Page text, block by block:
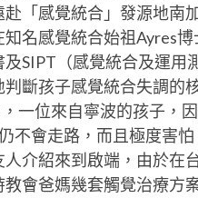
「感覺統合」發源地南
名感覺統合始祖Ayres
SIPT（感覺統合及運
判斷孩子感覺統合失調的
一位來自寧波的孩子，
不會走路，而且極度害
介紹來到啟端，由於在
會爸媽幾套觸覺治療方